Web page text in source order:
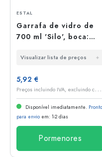
ESTAL
Garrafa de vidro de
700 ml 'Silo', boca:
Visualizar lista de preços
5,92 €
P
reços incluindo IVA, excluindo custos de envio
Disponível imediatamente. Pronto
para envio em: 1-2 dias
Pormenores